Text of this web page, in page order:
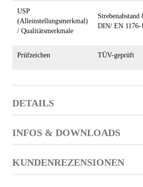
USP
(Alleinstellungsmerkmal)
/ Qualitätsmerkmale
DIN/ EN 1176-
Prüfzeichen TÜV-geprüft
DETAILS
INFOS & DOWNLOADS
KUNDENREZENSIONEN